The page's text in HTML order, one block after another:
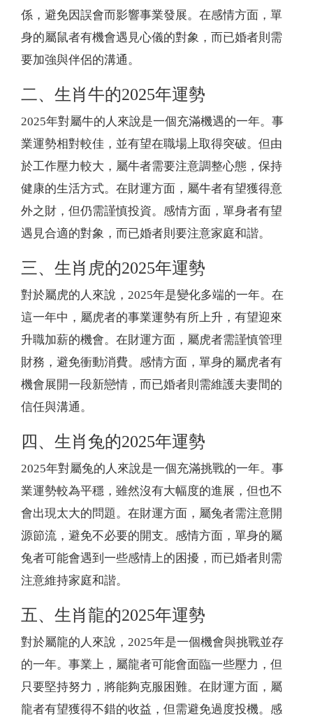
係，避免因誤會而影響事業發展。在感情方面，單
身的屬鼠者有機會遇見心儀的對象，而已婚者則需
要加強與伴侶的溝通。
二、生肖牛的2025年運勢
2025年對屬牛的人來說是一個充滿機遇的一年。事
業運勢相對較佳，並有望在職場上取得突破。但由
於工作壓力較大，屬牛者需要注意調整心態，保持
健康的生活方式。在財運方面，屬牛者有望獲得意
外之財，但仍需謹慎投資。感情方面，單身者有望
遇見合適的對象，而已婚者則要注意家庭和諧。
三、生肖虎的2025年運勢
對於屬虎的人來說，2025年是變化多端的一年。在
這一年中，屬虎者的事業運勢有所上升，有望迎來
升職加薪的機會。在財運方面，屬虎者需謹慎管理
財務，避免衝動消費。感情方面，單身的屬虎者有
機會展開一段新戀情，而已婚者則需維護夫妻間的
信任與溝通。
四、生肖兔的2025年運勢
2025年對屬兔的人來說是一個充滿挑戰的一年。事
業運勢較為平穩，雖然沒有大幅度的進展，但也不
會出現太大的問題。在財運方面，屬兔者需注意開
源節流，避免不必要的開支。感情方面，單身的屬
兔者可能會遇到一些感情上的困擾，而已婚者則需
注意維持家庭和諧。
五、生肖龍的2025年運勢
對於屬龍的人來說，2025年是一個機會與挑戰並存
的一年。事業上，屬龍者可能會面臨一些壓力，但
只要堅持努力，將能夠克服困難。在財運方面，屬
龍者有望獲得不錯的收益，但需避免過度投機。感